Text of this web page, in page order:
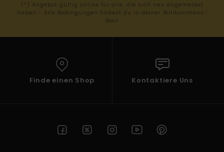
(*) Angebot gültig online für alle, die sich neu angemeldet
haben - Alle Bedingungen findest du in deiner Willkommens-
Mail
Finde einen Shop Kontaktiere Uns